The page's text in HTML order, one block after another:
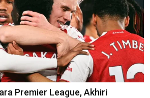
Premier League, Akhiri